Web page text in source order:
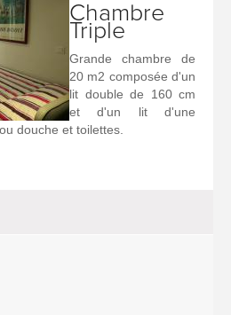
Chambre
Triple
Grande chambre de
20 m2 composée d'un
lit double de 160 cm
et d'un lit d'une
douche et toilettes.